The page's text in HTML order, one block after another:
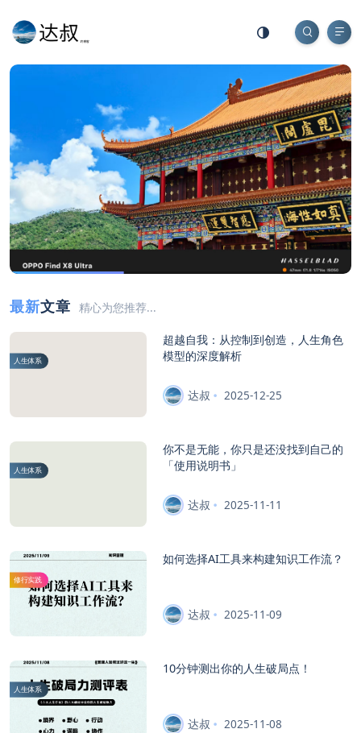
最新文章 精心为您推荐...
人生体系
超越自我：从控制到创造，人生角色
模型的深度解析
达叔 2025-12-25
人生体系
你不是无能，你只是还没找到自己的
「使用说明书」
达叔 2025-11-11
修行实践
如何选择AI工具来构建知识工作流？
达叔 2025-11-09
人生体系
10分钟测出你的人生破局点！
达叔 2025-11-08